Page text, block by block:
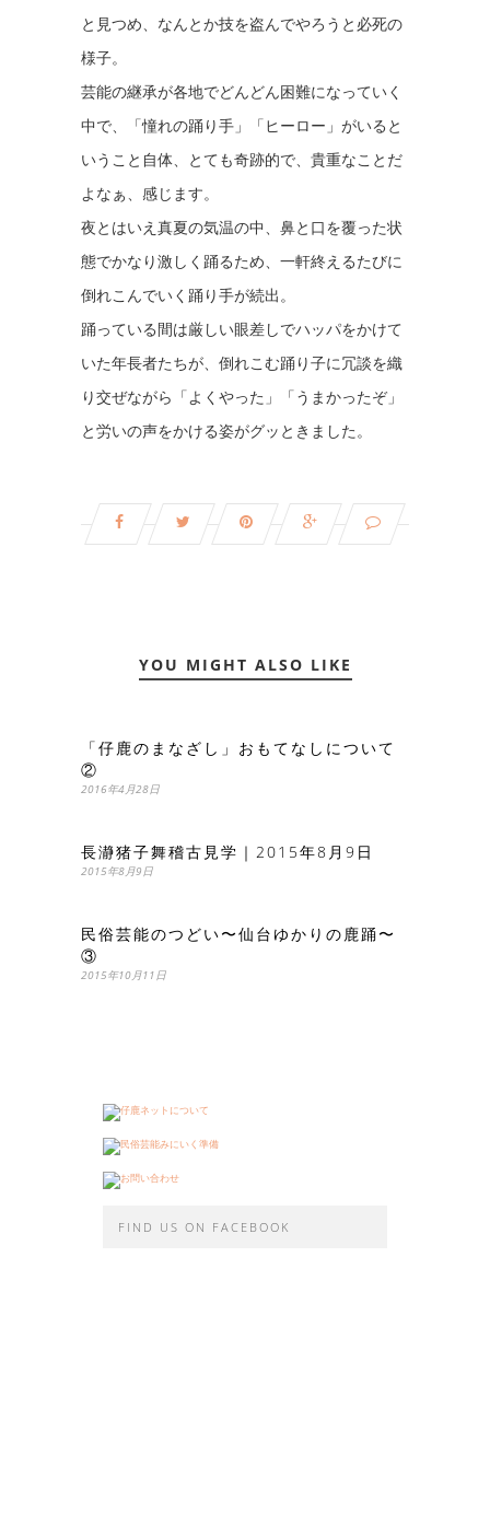
と見つめ、なんとか技を盗んでやろうと必死の
様子。
芸能の継承が各地でどんどん困難になっていく
中で、「憧れの踊り手」「ヒーロー」がいると
いうこと自体、とても奇跡的で、貴重なことだ
よなぁ、感じます。
夜とはいえ真夏の気温の中、鼻と口を覆った状
態でかなり激しく踊るため、一軒終えるたびに
倒れこんでいく踊り手が続出。
踊っている間は厳しい眼差しでハッパをかけて
いた年長者たちが、倒れこむ踊り子に冗談を織
り交ぜながら「よくやった」「うまかったぞ」
と労いの声をかける姿がグッときました。
YOU MIGHT ALSO LIKE
「仔鹿のまなざし」おもてなしについて
②
2016年4月28日
長瀞猪子舞稽古見学｜2015年8月9日
2015年8月9日
民俗芸能のつどい〜仙台ゆかりの鹿踊〜
③
2015年10月11日
FIND US ON FACEBOOK